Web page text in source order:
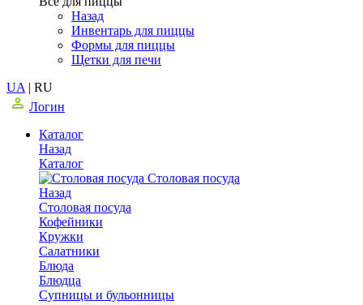
Назад
Инвентарь для пиццы
Формы для пиццы
Щетки для печи
UA | RU
Логин
Каталог
Назад
Каталог
Столовая посуда
Назад
Столовая посуда
Кофейники
Кружки
Салатники
Блюда
Блюдца
Супницы и бульонницы